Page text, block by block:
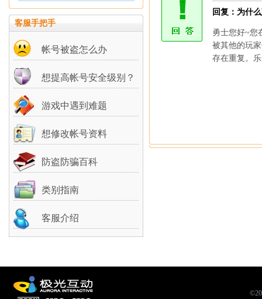
客服手把手
帐号被盗怎么办
想提高帐号安全级别？
游戏中遇到难题
想修改帐号资料
防盗防骗百科
类别指南
客服介绍
回复：为什
勇士您好~您
被其他的玩
存在重复。